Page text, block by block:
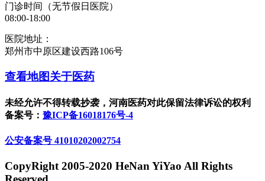
门诊时间（无节假日医院）
08:00-18:00
医院地址：
郑州市中原区建设西路106号
查看地图关于医药
未经允许不得转载抄袭，河南医药对此保留法律诉讼的权利
备案号： 豫ICP备16018176号-4
公安备案号 41010202002754
CopyRight 2005-2020 HeNan YiYao All Rights